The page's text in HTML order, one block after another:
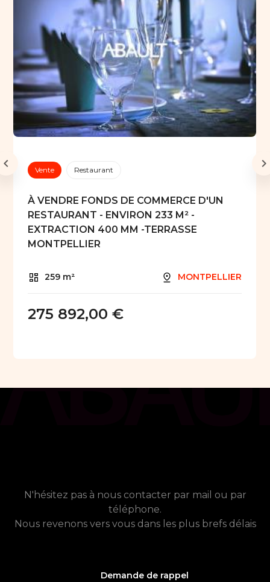
Vente Restaurant
À VENDRE FONDS DE COMMERCE D'UN
RESTAURANT - ENVIRON 233 M² -
EXTRACTION 400 MM -TERRASSE 
MONTPELLIER
259 m² MONTPELLIER
275 892,00 €
N'hésitez pas à nous contacter par mail ou par
téléphone.
Nous revenons vers vous dans les plus brefs délais
Demande de rappel